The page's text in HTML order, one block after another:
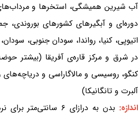
آب شیرین همیشگی، استخرها و
دوره‌ای و آبگیرهای کشورهای بوروندی،
اتیوپی، کنیا، رواندا، سودان جنوبی، سودان،
در شرق و مرکز قاره‌ی آفریقا (بیشتر
کنگو، روسیسی و مالاگاراسی و دریاچه‌های
آلبرت و تانگانیکا)
اندازه: